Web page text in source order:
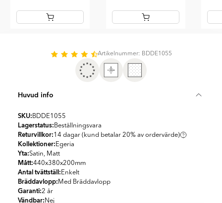
Artikelnummer: BDDE1055
Huvud info
SKU: BDDE1055
Lagerstatus: Beställningsvara
Returvillkor:14 dagar (kund betalar 20% av ordervärde)
Kollektioner: Egeria
Yta:Satin, Matt
Mått:440x380x200mm
Antal tvättställ: Enkelt
Bräddavlopp: Med Bräddavlopp
Garanti:2 år
Vändbar: Nej